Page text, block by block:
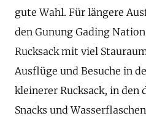
gute Wahl. Für längere
den Gunung Gading
Rucksack mit viel
Ausflüge und Besuche in
kleinerer Rucksack, in den
Snacks und